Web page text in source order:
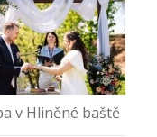
v Hliněné baště